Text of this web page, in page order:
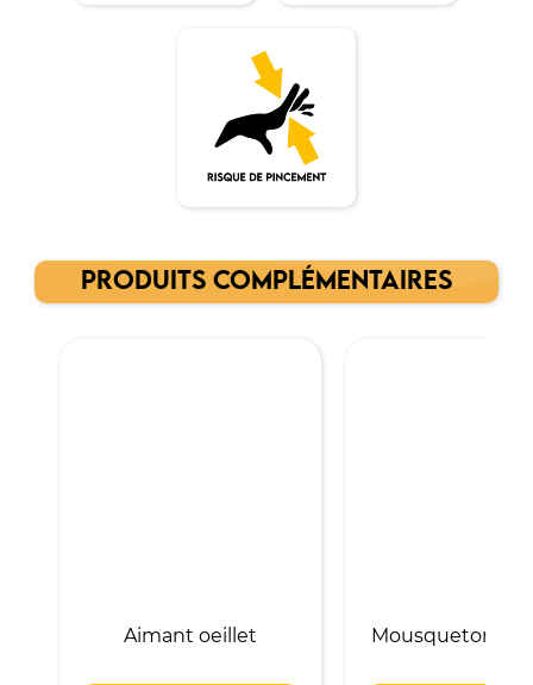
PRODUITS COMPLÉMENTAIRES
Aimant oeillet Mousqueton